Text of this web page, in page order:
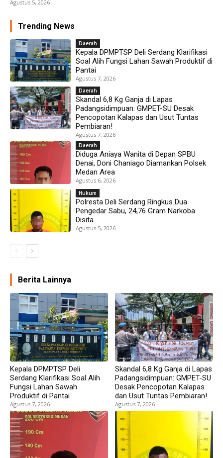
Agustus 5, 2026
Trending News
Daerah
Kepala DPMPTSP Deli Serdang Klarifikasi
Soal Alih Fungsi Lahan Sawah Produktif di
Pantai
Agustus 7, 2026
Daerah
Skandal 6,8 Kg Ganja di Lapas
Padangsidimpuan: GMPET-SU Desak
Pencopotan Kalapas dan Usut Tuntas
Pembiaran!
Agustus 7, 2026
Daerah
Diduga Aniaya Wanita di Depan SPBU
Denai, Doni Chaniago Diamankan Polsek
Medan Area
Agustus 6, 2026
Hukum
Polresta Deli Serdang Ringkus Dua
Pengedar Sabu, 24,76 Gram Narkoba
Disita
Agustus 5, 2026
Berita Lainnya
Kepala DPMPTSP Deli
Serdang Klarifikasi Soal Alih
Fungsi Lahan Sawah
Produktif di Pantai
Agustus 7, 2026
Skandal 6,8 Kg Ganja di Lapas
Padangsidimpuan: GMPET-SU
Desak Pencopotan Kalapas
dan Usut Tuntas Pembiaran!
Agustus 7, 2026